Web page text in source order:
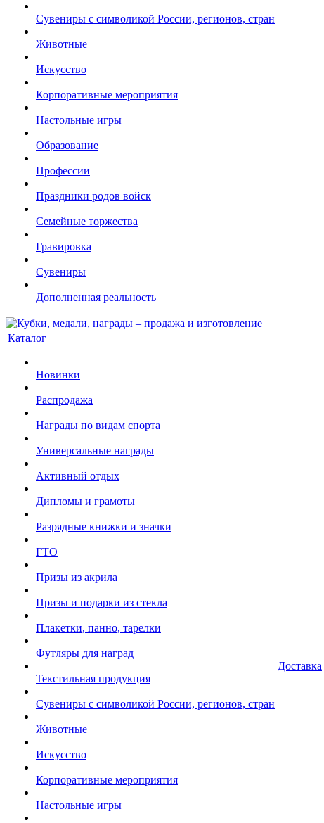
Сувениры с символикой России, регионов, стран
Животные
Искусство
Корпоративные мероприятия
Настольные игры
Образование
Профессии
Праздники родов войск
Семейные торжества
Гравировка
Сувениры
Дополненная реальность
Каталог
Новинки
Распродажа
Награды по видам спорта
Универсальные награды
Активный отдых
Дипломы и грамоты
Разрядные книжки и значки
ГТО
Призы из акрила
Призы и подарки из стекла
Плакетки, панно, тарелки
Футляры для наград
Текстильная продукция
Сувениры с символикой России, регионов, стран
Животные
Искусство
Корпоративные мероприятия
Настольные игры
Доставка